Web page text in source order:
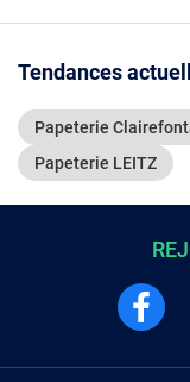
Tendances
Papeterie
Papeterie LEITZ